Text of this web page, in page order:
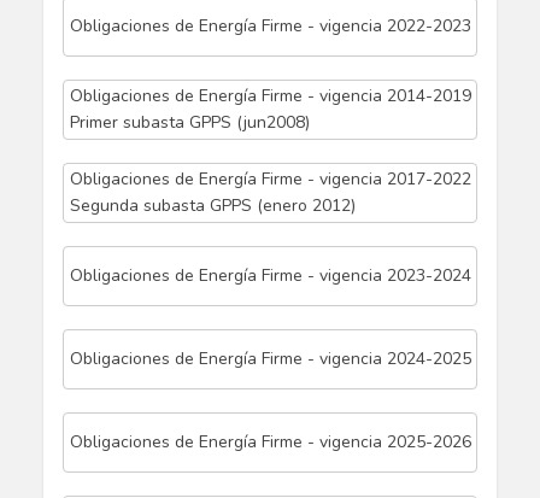
Obligaciones de Energía Firme - vigencia 2022-2023
Obligaciones de Energía Firme - vigencia 2014-2019
Primer subasta GPPS (jun2008)
Obligaciones de Energía Firme - vigencia 2017-2022
Segunda subasta GPPS (enero 2012)
Obligaciones de Energía Firme - vigencia 2023-2024
Obligaciones de Energía Firme - vigencia 2024-2025
Obligaciones de Energía Firme - vigencia 2025-2026